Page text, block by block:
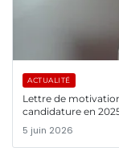
ACTUALITÉ
Lettre de
candidature en
5 juin 2026